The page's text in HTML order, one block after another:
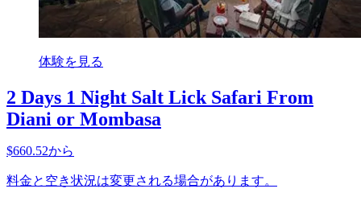
体験を見る
2 Days 1 Night Salt Lick Safari From
Diani or Mombasa
$660.52から
料金と空き状況は変更される場合があります。